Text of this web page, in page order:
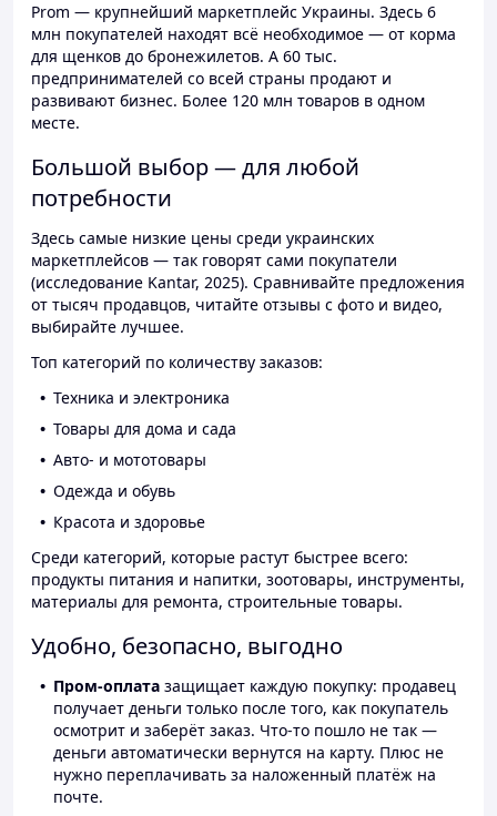
Prom — крупнейший маркетплейс Украины. Здесь 6
млн покупателей находят всё необходимое — от корма
для щенков до бронежилетов. А 60 тыс.
предпринимателей со всей страны продают и
развивают бизнес. Более 120 млн товаров в одном
месте.
Большой выбор — для любой
потребности
Здесь самые низкие цены среди украинских
маркетплейсов — так говорят сами покупатели
(исследование Kantar, 2025). Сравнивайте предложения
от тысяч продавцов, читайте отзывы с фото и видео,
выбирайте лучшее.
Топ категорий по количеству заказов:
Техника и электроника
Товары для дома и сада
Авто- и мототовары
Одежда и обувь
Красота и здоровье
Среди категорий, которые растут быстрее всего:
продукты питания и напитки, зоотовары, инструменты,
материалы для ремонта, строительные товары.
Удобно, безопасно, выгодно
Пром-оплата защищает каждую покупку: продавец
получает деньги только после того, как покупатель
осмотрит и заберёт заказ. Что-то пошло не так —
деньги автоматически вернутся на карту. Плюс не
нужно переплачивать за наложенный платёж на
почте.